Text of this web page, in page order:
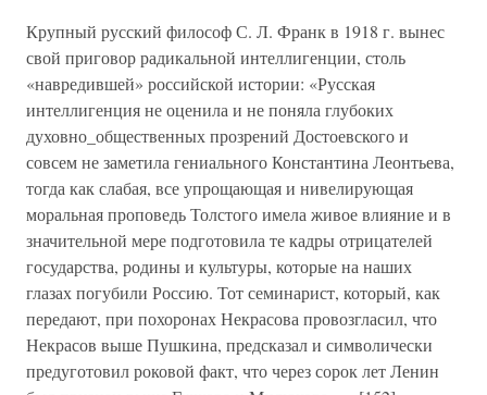
Крупный русский философ С. Л. Франк в 1918 г. вынес
свой приговор радикальной интеллигенции, столь
«навредившей» российской истории: «Русская
интеллигенция не оценила и не поняла глубоких
духовно_общественных прозрений Достоевского и
совсем не заметила гениального Константина Леонтьева,
тогда как слабая, все упрощающая и нивелирующая
моральная проповедь Толстого имела живое влияние и в
значительной мере подготовила те кадры отрицателей
государства, родины и культуры, которые на наших
глазах погубили Россию. Тот семинарист, который, как
передают, при похоронах Некрасова провозгласил, что
Некрасов выше Пушкина, предсказал и символически
предуготовил роковой факт, что через сорок лет Ленин